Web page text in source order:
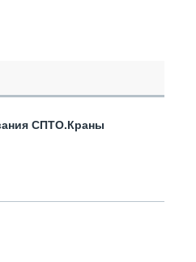
СПТО.Краны